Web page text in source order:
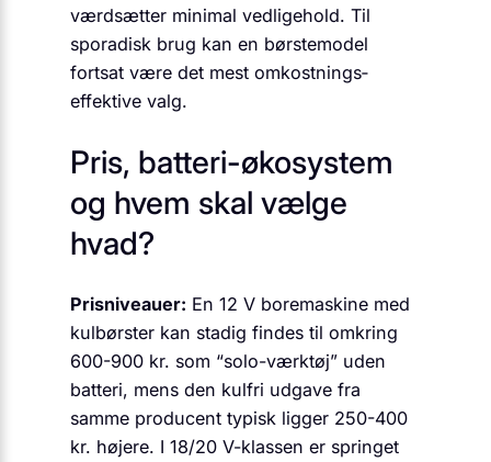
værdsætter minimal vedligehold. Til
sporadisk brug kan en børstemodel
fortsat være det mest omkostnings­
effektive valg.
Pris, batteri-økosystem
og hvem skal vælge
hvad?
Prisniveauer: En 12 V boremaskine med
kulbørster kan stadig findes til omkring
600-900 kr. som “solo-værktøj” uden
batteri, mens den kulfri udgave fra
samme producent typisk ligger 250-400
kr. højere. I 18/20 V-klassen er springet